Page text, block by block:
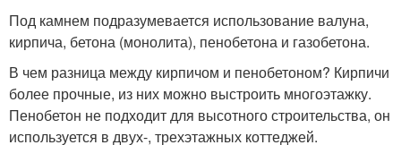
Под камнем подразумевается использование валуна,
кирпича, бетона (монолита), пенобетона и газобетона.
В чем разница между кирпичом и пенобетоном? Кирпичи
более прочные, из них можно выстроить многоэтажку.
Пенобетон не подходит для высотного строительства, он
используется в двух-, трехэтажных коттеджей.